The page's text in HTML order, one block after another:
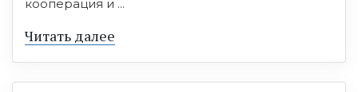
кооперация и ...
Читать далее